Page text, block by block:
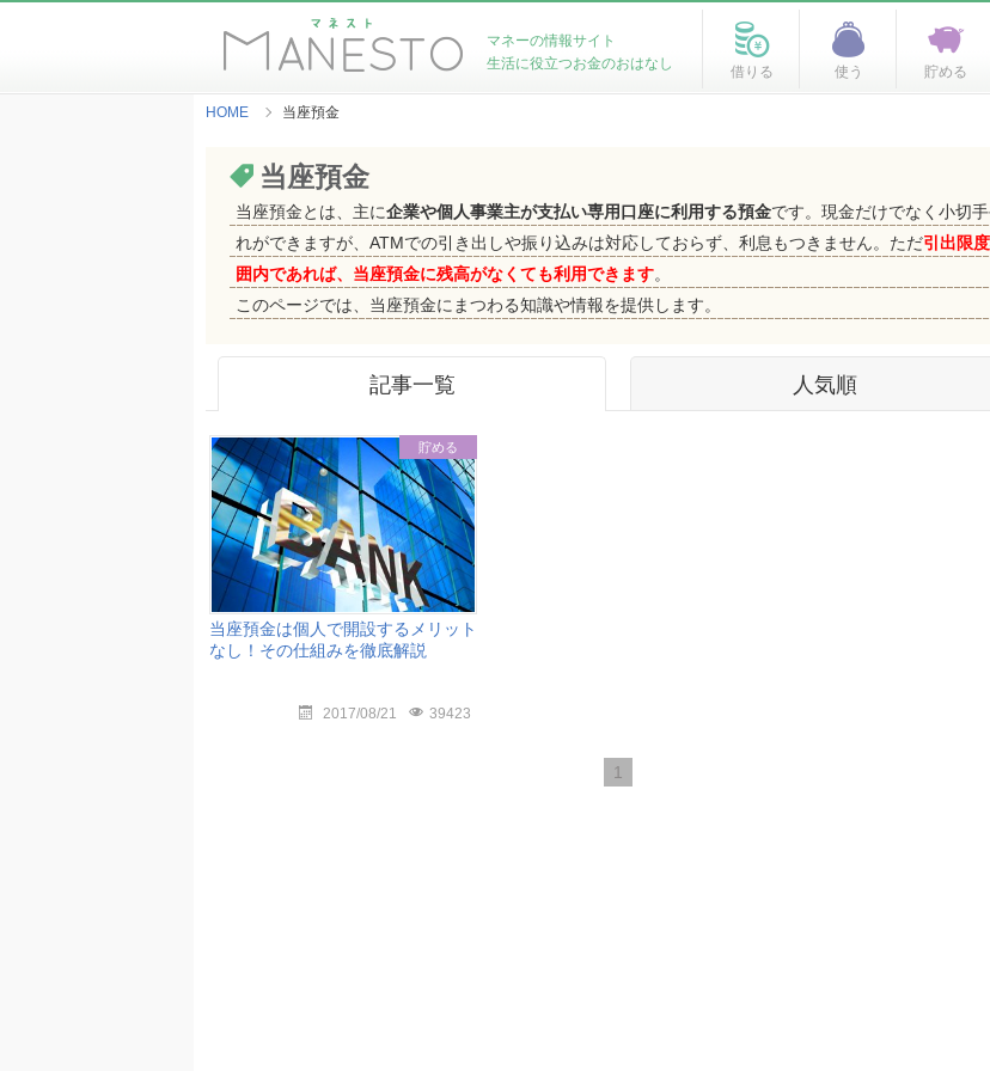
マネーの情報サイト
生活に役立つお金のおはなし
借りる 使う 貯める
HOME 当座預金
当座預金
当座預金とは、主に企業や個人事業主が支払い専用口座に利用する預金です。現金だけでなく小切
れができますが、ATMでの引き出しや振り込みは対応しておらず、利息もつきません。ただ引出限
囲内であれば、当座預金に残高がなくても利用できます。
このページでは、当座預金にまつわる知識や情報を提供します。
記事一覧 人気順
貯める
当座預金は個人で開設するメリット
なし！その仕組みを徹底解説
2017/08/21 39423
1